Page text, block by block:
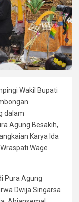
Wakil Bupati
dalam
Agung Besakih,
Karya Ida
Wage
Pura Agung
Dwija Singarsa